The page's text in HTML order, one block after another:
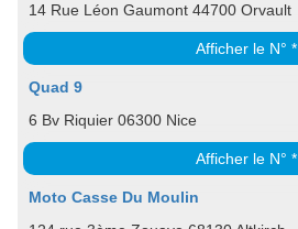
14 Rue Léon Gaumont 44700 Orvault
Afficher le N° *
Quad 9
6 Bv Riquier 06300 Nice
Afficher le N° *
Moto Casse Du Moulin